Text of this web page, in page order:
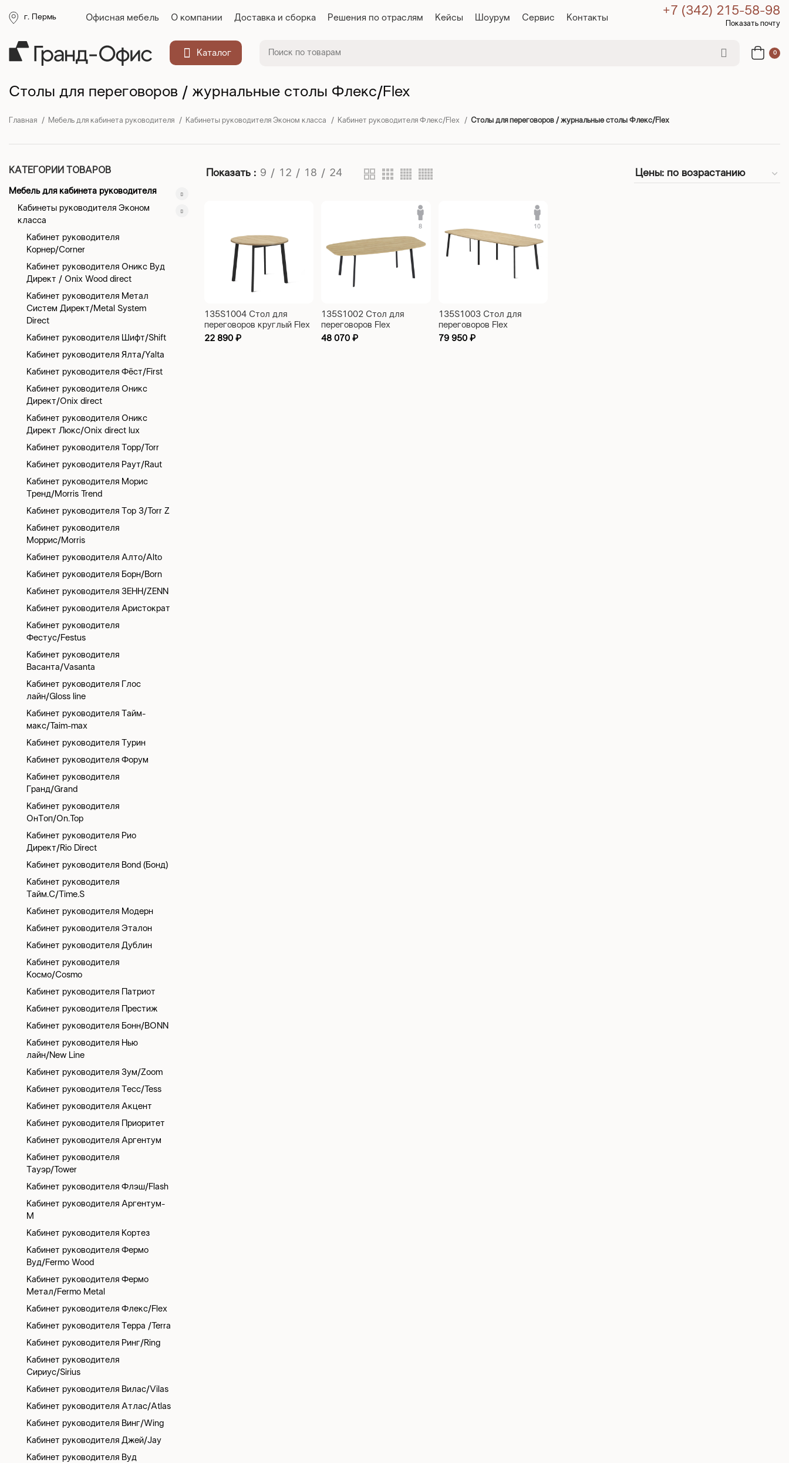
г. Пермь Офисная мебель О компании Доставка и сборка Решения по отраслям Кейсы Шоурум Сервис Контакты +7 (342) 215-58-98
Показать почту
Каталог 0
Столы для переговоров / журнальные столы Флекс/Flex
Главная Мебель для кабинета руководителя Кабинеты руководителя Эконом класса Кабинет руководителя Флекс/Flex Столы для переговоров / журнальные столы Флекс/Flex
КАТЕГОРИИ ТОВАРОВ
Мебель для кабинета руководителя
Кабинеты руководителя Эконом
класса
Кабинет руководителя
Корнер/Corner
Кабинет руководителя Оникс Вуд
Директ / Onix Wood direct
Кабинет руководителя Метал
Систем Директ/Metal System
Direct
Кабинет руководителя Шифт/Shift
Кабинет руководителя Ялта/Yalta
Кабинет руководителя Фёст/First
Кабинет руководителя Оникс
Директ/Onix direct
Кабинет руководителя Оникс
Директ Люкс/Onix direct lux
Кабинет руководителя Торр/Torr
Кабинет руководителя Раут/Raut
Кабинет руководителя Морис
Тренд/Morris Trend
Кабинет руководителя Тор З/Torr Z
Кабинет руководителя
Моррис/Morris
Кабинет руководителя Алто/Alto
Кабинет руководителя Борн/Born
Кабинет руководителя ЗЕНН/ZENN
Кабинет руководителя Аристократ
Кабинет руководителя
Фестус/Festus
Кабинет руководителя
Васанта/Vasanta
Кабинет руководителя Глос
лайн/Gloss line
Кабинет руководителя Тайм-
макс/Taim-max
Кабинет руководителя Турин
Кабинет руководителя Форум
Кабинет руководителя
Гранд/Grand
Кабинет руководителя
ОнТоп/On.Top
Кабинет руководителя Рио
Директ/Rio Direct
Кабинет руководителя Bond (Бонд)
Кабинет руководителя
Тайм.С/Time.S
Кабинет руководителя Модерн
Кабинет руководителя Эталон
Кабинет руководителя Дублин
Кабинет руководителя
Космо/Cosmo
Кабинет руководителя Патриот
Кабинет руководителя Престиж
Кабинет руководителя Бонн/BONN
Кабинет руководителя Нью
лайн/New Line
Кабинет руководителя Зум/Zoom
Кабинет руководителя Тесс/Tess
Кабинет руководителя Акцент
Кабинет руководителя Приоритет
Кабинет руководителя Аргентум
Кабинет руководителя
Тауэр/Tower
Кабинет руководителя Флэш/Flash
Кабинет руководителя Аргентум-
М
Кабинет руководителя Кортез
Кабинет руководителя Фермо
Вуд/Fermo Wood
Кабинет руководителя Фермо
Метал/Fermo Metal
Кабинет руководителя Флекс/Flex
Кабинет руководителя Терра /Terra
Кабинет руководителя Ринг/Ring
Кабинет руководителя
Сириус/Sirius
Кабинет руководителя Вилас/Vilas
Кабинет руководителя Атлас/Atlas
Кабинет руководителя Винг/Wing
Кабинет руководителя Джей/Jay
Кабинет руководителя Вуд
Показать 9 12 18 24
135S1004 Стол для
переговоров круглый Flex
1000x1000x760
22 890 ₽
135S1002 Стол для
переговоров Flex
2300x1200x760
48 070₽
135S1003 Стол для
переговоров Flex
3200x1200x760
79 950 ₽